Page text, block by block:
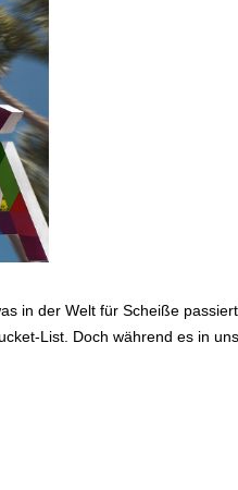
in der Welt für Scheiße
List. Doch während es in